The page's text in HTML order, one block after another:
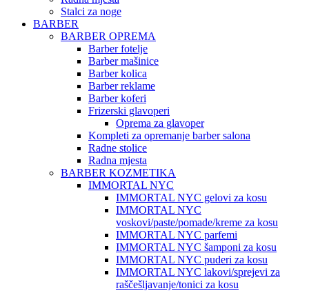
Stalci za noge
BARBER
BARBER OPREMA
Barber fotelje
Barber mašinice
Barber kolica
Barber reklame
Barber koferi
Frizerski glavoperi
Oprema za glavoper
Kompleti za opremanje barber salona
Radne stolice
Radna mjesta
BARBER KOZMETIKA
IMMORTAL NYC
IMMORTAL NYC gelovi za kosu
IMMORTAL NYC
voskovi/paste/pomade/kreme za kosu
IMMORTAL NYC parfemi
IMMORTAL NYC šamponi za kosu
IMMORTAL NYC puderi za kosu
IMMORTAL NYC lakovi/sprejevi za
raščešljavanje/tonici za kosu